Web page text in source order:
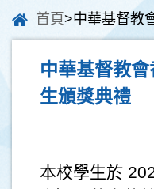
首頁>中華基督教
中華基督教
生頒獎典禮
本校學生於